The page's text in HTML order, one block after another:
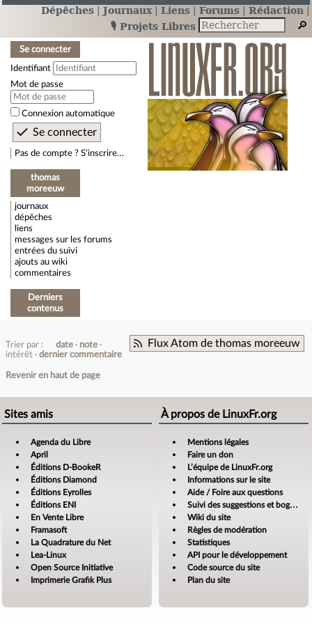
Dépêches Journaux Liens Forums
Rédaction
🎙️ Projets Libres
Se connecter
Identifiant
Mot de passe
Connexion automatique
Pas de compte ? S’inscrire…
thomas
moreeuw
journaux
dépêches
liens
messages sur les forums
entrées du suivi
ajouts au wiki
commentaires
Derniers
contenus
Flux Atom de thomas moreeuw
Trier par : date
note
intérêt
dernier commentaire
Revenir en haut de page
Sites amis
Agenda du Libre
April
Éditions D-BookeR
Éditions Diamond
Éditions Eyrolles
Éditions ENI
En Vente Libre
Framasoft
La Quadrature du Net
Lea-Linux
Open Source Initiative
Imprimerie Grafik Plus
À propos de LinuxFr.org
Mentions légales
Faire un don
L’équipe de LinuxFr.org
Informations sur le site
Aide / Foire aux questions
Suivi des suggestions et bogues
Wiki du site
Règles de modération
Statistiques
API pour le développement
Code source du site
Plan du site